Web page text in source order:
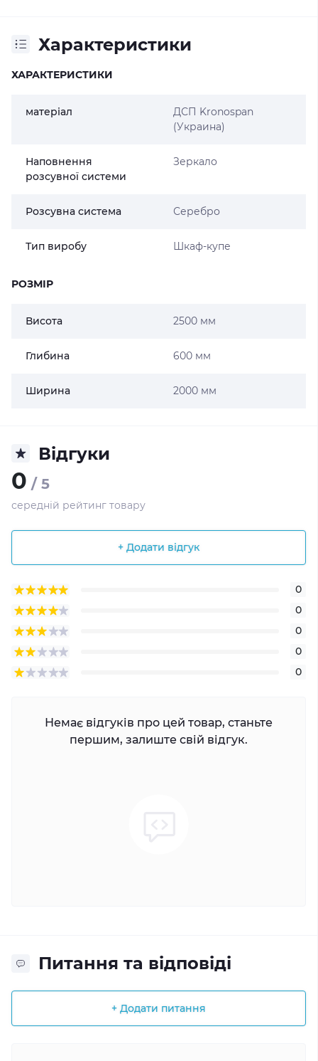
Характеристики
ХАРАКТЕРИСТИКИ
матеріал
ДСП Kronospan
(Украина)
Наповнення
розсувної системи
Зеркало
Розсувна система Серебро
Тип виробу Шкаф-купе
РОЗМІР
Висота 2500 мм
Глибина 600 мм
Ширина 2000 мм
Відгуки
0 / 5
середній рейтинг товару
+ Додати відгук
0
0
0
0
0
Немає відгуків про цей товар, станьте
першим, залиште свій відгук.
Питання та відповіді
+ Додати питання